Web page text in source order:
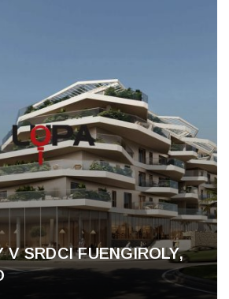
V SRDCI FUENGIROLY,